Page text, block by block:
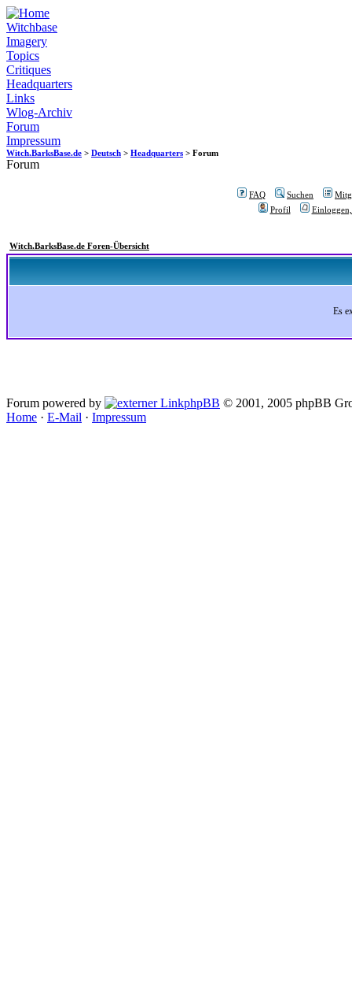
Witchbase
Imagery
Topics
Critiques
Headquarters
Links
Wlog-Archiv
Forum
Impressum
Witch.BarksBase.de > Deutsch > Headquarters > Forum
Forum
FAQ Suchen
Profil
Witch.BarksBase.de Foren-Übersicht
Es
Forum powered by phpBB © 2001, 2005 phpBB
Home · E-Mail · Impressum